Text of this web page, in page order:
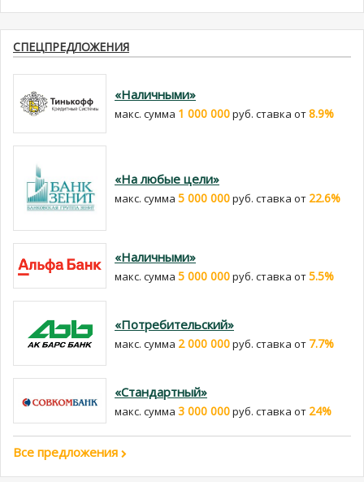
СПЕЦПРЕДЛОЖЕНИЯ
«Наличными»
макс. сумма 1 000 000руб. cтавка от8.9%
«На любые цели»
макс. сумма 5 000 000руб. cтавка от 22.6%
«Наличными»
макс. сумма 5 000 000руб. cтавка от5.5%
«Потребительский»
макс. сумма 2 000 000руб. cтавка от 7.7%
«Стандартный»
макс. сумма 3 000 000руб. cтавка от 24%
Все предложения